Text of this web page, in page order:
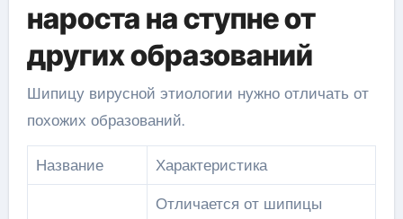
нароста на ступне от
других образований
Шипицу вирусной этиологии нужно отличать от
похожих образований.
Название Характеристика
Отличается от шипицы